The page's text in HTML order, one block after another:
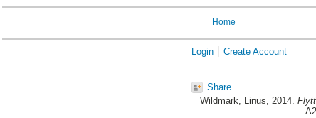
Home
Login Create Account
Share
Wildmark, Linus, 2014.